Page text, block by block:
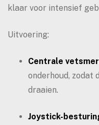
klaar voor intensief
Uitvoering:
Centrale
onderhoud, zodat
draaien.
Joystick-